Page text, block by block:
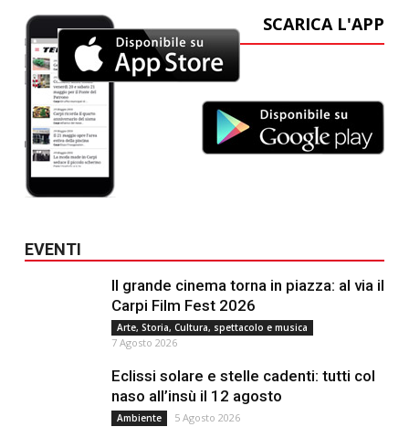
SCARICA L'APP
EVENTI
Il grande cinema torna in piazza: al via il
Carpi Film Fest 2026
Arte, Storia, Cultura, spettacolo e musica
7 Agosto 2026
Eclissi solare e stelle cadenti: tutti col
naso all’insù il 12 agosto
Ambiente 5 Agosto 2026